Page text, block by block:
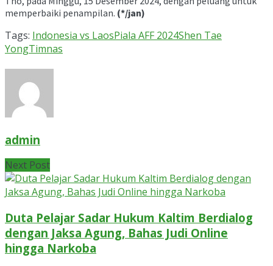
memperbaiki penampilan. (*/jan)
Tags: Indonesia vs LaosPiala AFF 2024Shen Tae
YongTimnas
admin
Next Post
Duta Pelajar Sadar Hukum Kaltim Berdialog
dengan Jaksa Agung, Bahas Judi Online
hingga Narkoba